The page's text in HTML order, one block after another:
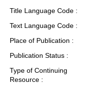
Title Language Code
Text Language Code
Place of Publication
Publication Status
Type of Continuing
Resource